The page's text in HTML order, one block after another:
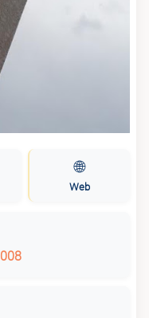
🌐
Web